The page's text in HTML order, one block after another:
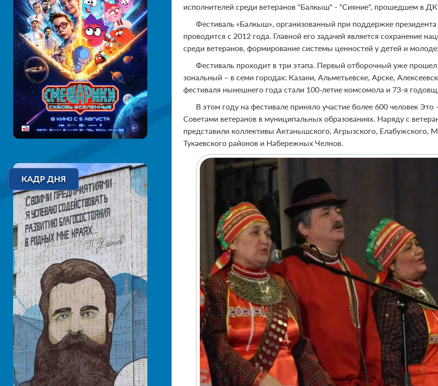
КАДР ДНЯ
исполнителей среди ветеранов "Балкыш" - "Сияние", прошедшем в
Фестиваль «Балкыш», организованный при поддержке
проводится с 2012 года. Главной его задачей является сохранение
среди ветеранов, формирование системы ценностей у детей и
Фестиваль проходит в три этапа. Первый отборочный уже
зональный – в семи городах: Казани, Альметьевске, Арске,
фестиваля нынешнего года стали 100-летие комсомола и 73-я
В этом году на фестивале приняло участие более 600 человек
Советами ветеранов в муниципальных образованиях. Наряду с
представили коллективы Актанышского, Агрызского, Елабужского,
Тукаевского районов и Набережных Челнов.